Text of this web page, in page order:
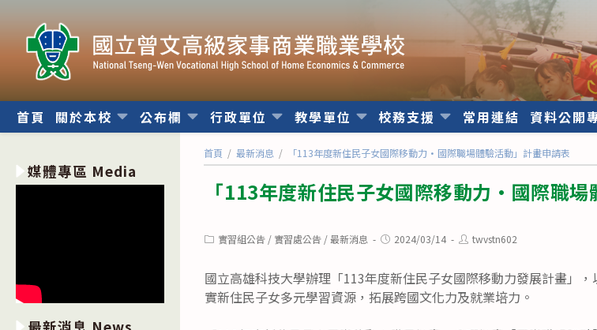
內
首頁 關於本校 公布欄 行政單位 教學單位 校務支援 常用連結 資料公開
首頁 / 最新消息 / 「113年度新住民子女國際移動力•國際職場體驗活動」計畫申請表
「113年度新住民子女國際移動力•國際職
Post實習組公告 / 實習處公告 / 最新消息
Post2024/03/14
Posttwvstn602
國立高雄科技大學辦理「113年度新住民子女國際移動力發展計畫」
實新住民子女多元學習資源，拓展跨國文化力及就業培力。
媒體專區 Media